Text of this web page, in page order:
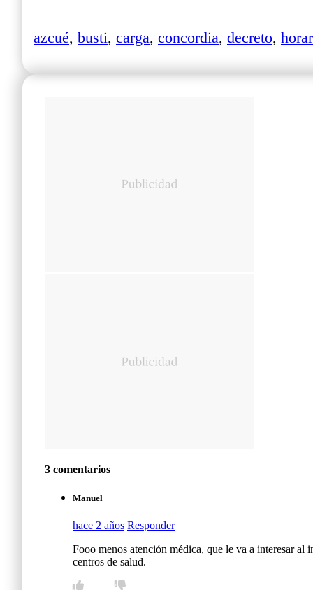
azcué, busti, carga, concordia, decreto,
3 comentarios
Manuel
hace 2 años Responder
Fooo menos atención médica, que le va a interesar al
centros de salud.